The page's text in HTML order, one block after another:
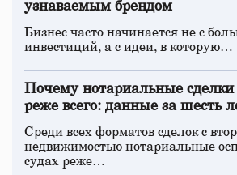
узнаваемым брендом
Бизнес часто начинается не с
инвестиций, а с идеи, в которую…
Почему нотариальные сделки
реже всего: данные за шесть
Среди всех форматов сделок с
недвижимостью нотариальные
судах реже…